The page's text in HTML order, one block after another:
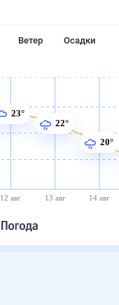
Ветер Осадки
12 авг 13 авг 14 авг
23°
22°
20°